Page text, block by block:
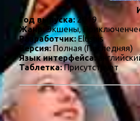
Год выпуска:2019
Жанр:
Экшены,
Разработчик:Elushis
Версия:Полная (Последняя)
Язык интерфейса:
Таблетка:Присутствует